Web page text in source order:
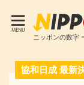
ニッポンの数字
協和日成 最新